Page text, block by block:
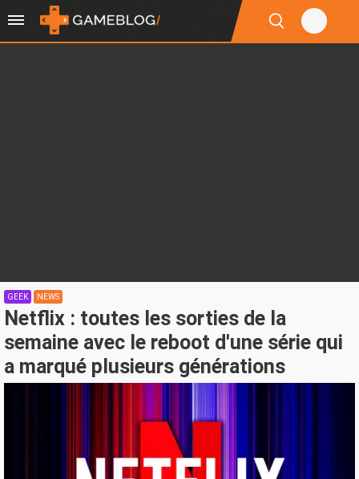
GEEK NEWS
Netflix : toutes les sorties de la
semaine avec le reboot d'une série qui
a marqué plusieurs générations